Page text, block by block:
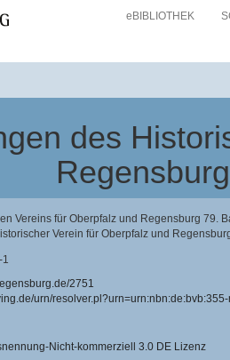
eBIBLIOTHEK
des
Vereins für Oberpfalz und Regensburg 79.
Verein für Oberpfalz und
1
2751
urn/
Nicht-kommerziell 3.0 DE Lizenz